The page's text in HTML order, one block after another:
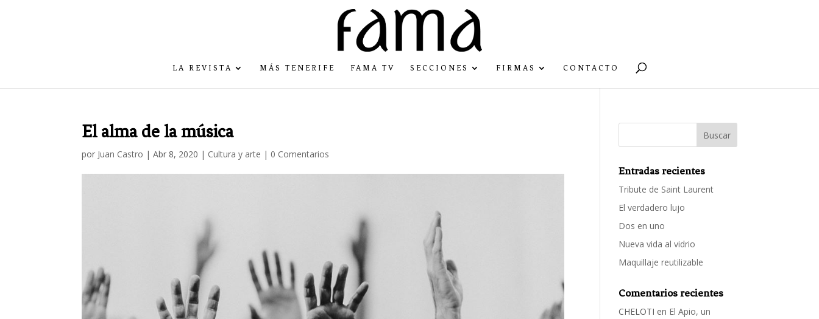
LA REVISTA MÁS TENERIFE FAMA TV SECCIONES FIRMAS CONTACTO
El alma de la música
por Juan Castro |Abr 8, 2020 | Cultura y arte | 0 Comentarios
Entradas recientes
Tribute de Saint Laurent
El verdadero lujo
Dos en uno
Nueva vida al vidrio
Maquillaje reutilizable
Comentarios recientes
CHELOTI en El Apio, un